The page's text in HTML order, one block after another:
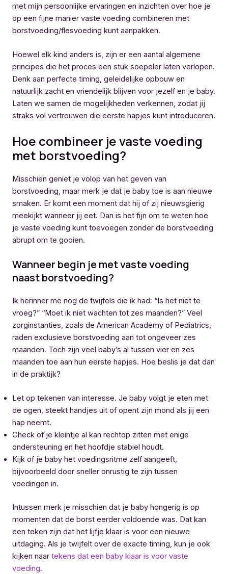
met mijn persoonlijke ervaringen en inzichten over hoe je
op een fijne manier vaste voeding combineren met
borstvoeding/flesvoeding kunt aanpakken.
Hoewel elk kind anders is, zijn er een aantal algemene
principes die het proces een stuk soepeler laten verlopen.
Denk aan perfecte timing, geleidelijke opbouw en
natuurlijk zacht en vriendelijk blijven voor jezelf en je baby.
Laten we samen de mogelijkheden verkennen, zodat jij
straks vol vertrouwen die eerste hapjes kunt introduceren.
Hoe combineer je vaste voeding
met borstvoeding?
Misschien geniet je volop van het geven van
borstvoeding, maar merk je dat je baby toe is aan nieuwe
smaken. Er komt een moment dat hij of zij nieuwsgierig
meekijkt wanneer jij eet. Dan is het fijn om te weten hoe
je vaste voeding kunt toevoegen zonder de borstvoeding
abrupt om te gooien.
Wanneer begin je met vaste voeding
naast borstvoeding?
Ik herinner me nog de twijfels die ik had: “Is het niet te
vroeg?” “Moet ik niet wachten tot zes maanden?” Veel
zorginstanties, zoals de American Academy of Pediatrics,
raden exclusieve borstvoeding aan tot ongeveer zes
maanden. Toch zijn veel baby’s al tussen vier en zes
maanden toe aan hun eerste hapjes. Hoe beslis je dat dan
in de praktijk?
Let op tekenen van interesse. Je baby volgt je eten met
de ogen, steekt handjes uit of opent zijn mond als jij een
hap neemt.
Check of je kleintje al kan rechtop zitten met enige
ondersteuning en het hoofdje stabiel houdt.
Kijk of je baby het voedingsritme zelf aangeeft,
bijvoorbeeld door sneller onrustig te zijn tussen
voedingen in.
Intussen merk je misschien dat je baby hongerig is op
momenten dat de borst eerder voldoende was. Dat kan
een teken zijn dat het lijfje klaar is voor een nieuwe
uitdaging. Als je twijfelt over de exacte timing, kun je ook
kijken naar tekens dat een baby klaar is voor vaste
voeding.